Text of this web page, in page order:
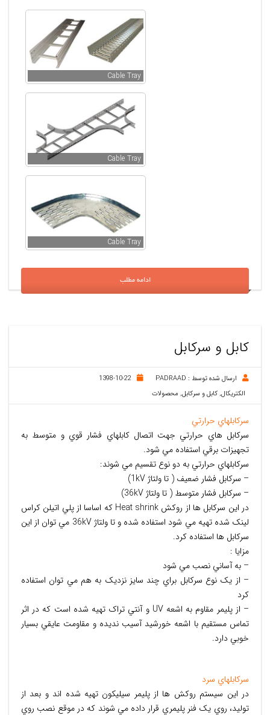
Cable Tray
Cable Tray
Cable Tray
ادامه مطلب
کابل و سرکابل
ارسال شده توسط : PADRAAD
1398-10-22
الکتریکال,کابل و سرکابل, محصولات
سرکابلهاي حرارتي
سرکابل هاي حرارتي جهت اتصال کابلهاي فشار قوي و متوسط به
تجهيزات برقي استفاده مي شود.
سرکابلهاي حرارتي به دو نوع تقسيم مي شوند:
– سرکابل فشار ضعيف ( تا ولتاژ 1kV)
– سرکابل فشار متوسط ( تا ولتاژ 36kV)
در اين سرکابل ها از روکش Heat shrink که اساسا از پلي اتيلن کراس
لينک شده تهيه مي شود استفاده شده و تا ولتاژ 36kV مي توان از اين
سرکابل ها استفاده کرد.
مزايا :
– به آساني نصب مي شود
– از يک نوع سرکابل براي چند سايز نزديک به هم مي توان استفاده
کرد
– از پليمر مقاوم به اشعه UV و آنتي تراک تهيه شده است که در اثر
تماس مستقيم با اشعه خورشيد آسيب نديده و مقاومت عايقي بسيار
خوبي دارد.
سرکابلهاي سرد
در اين سيستم روکش ها از پليمر سيليکون تهيه شده اند و بعد از
توليد، روي يک فنر پليمري قرار داده مي شوند که در موقع نصب روي